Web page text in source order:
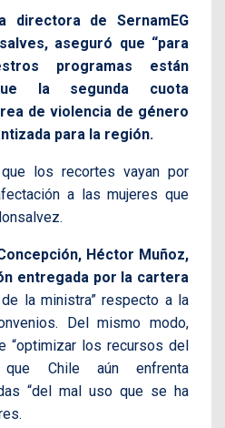
directora de SernamEG
aseguró que “para
programas están
la segunda cuota
de violencia de género
para la región.
que los recortes vayan por
a las mujeres que
Héctor Muñoz,
entregada por la cartera
la ministra” respecto a la
Del mismo modo,
“optimizar los recursos del
que Chile aún enfrenta
“del mal uso que se ha